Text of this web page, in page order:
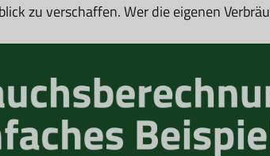
zu verschaffen. Wer die eigenen